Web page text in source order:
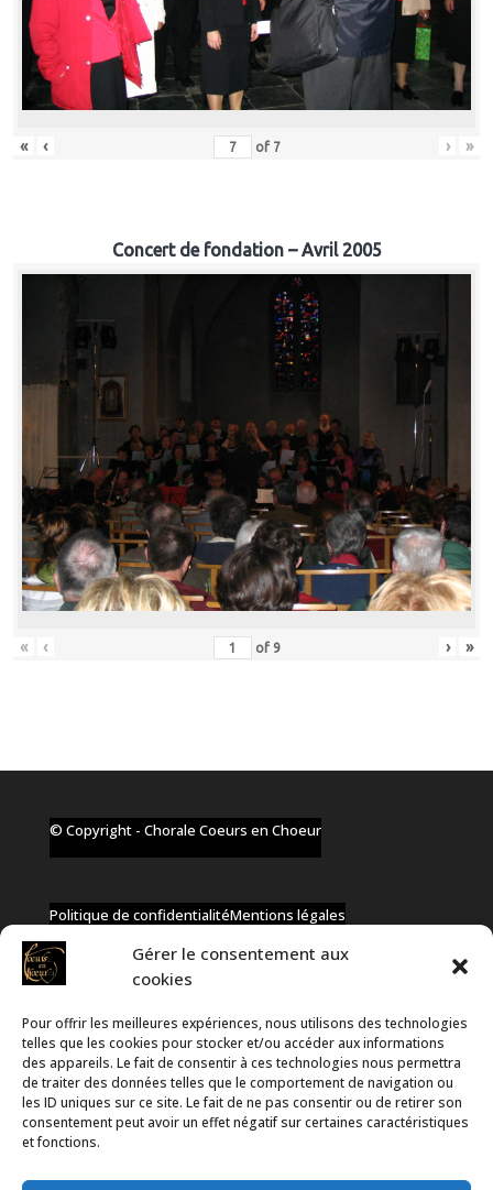
Gérer le consentement aux
cookies
Pour offrir les meilleures expériences, nous utilisons des technologies
telles que les cookies pour stocker et/ou accéder aux informations
des appareils. Le fait de consentir à ces technologies nous permettra
de traiter des données telles que le comportement de navigation ou
les ID uniques sur ce site. Le fait de ne pas consentir ou de retirer son
consentement peut avoir un effet négatif sur certaines caractéristiques
et fonctions.
« ‹ of 7 › »
Concert de fondation – Avril 2005
« ‹ of 9 › »
© Copyright - Chorale Coeurs en Choeur
Politique de confidentialitéMentions légales
✆ +32 477 91 58 46
✉ infos@coeurs-en-choeur.be
Toute proposition de partenariat en développement sera